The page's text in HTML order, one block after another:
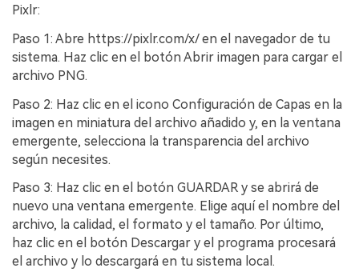
Pixlr:
Paso 1: Abre https://pixlr.com/x/ en el navegador de tu
sistema. Haz clic en el botón Abrir imagen para cargar el
archivo PNG.
Paso 2: Haz clic en el icono Configuración de Capas en la
imagen en miniatura del archivo añadido y, en la ventana
emergente, selecciona la transparencia del archivo
según necesites.
Paso 3: Haz clic en el botón GUARDAR y se abrirá de
nuevo una ventana emergente. Elige aquí el nombre del
archivo, la calidad, el formato y el tamaño. Por último,
haz clic en el botón Descargar y el programa procesará
el archivo y lo descargará en tu sistema local.